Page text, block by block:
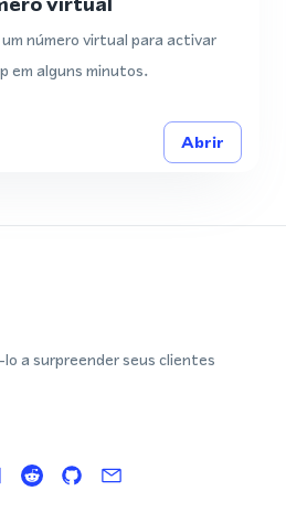
número virtual para activar
em alguns minutos.
Abrir
a surpreender seus clientes